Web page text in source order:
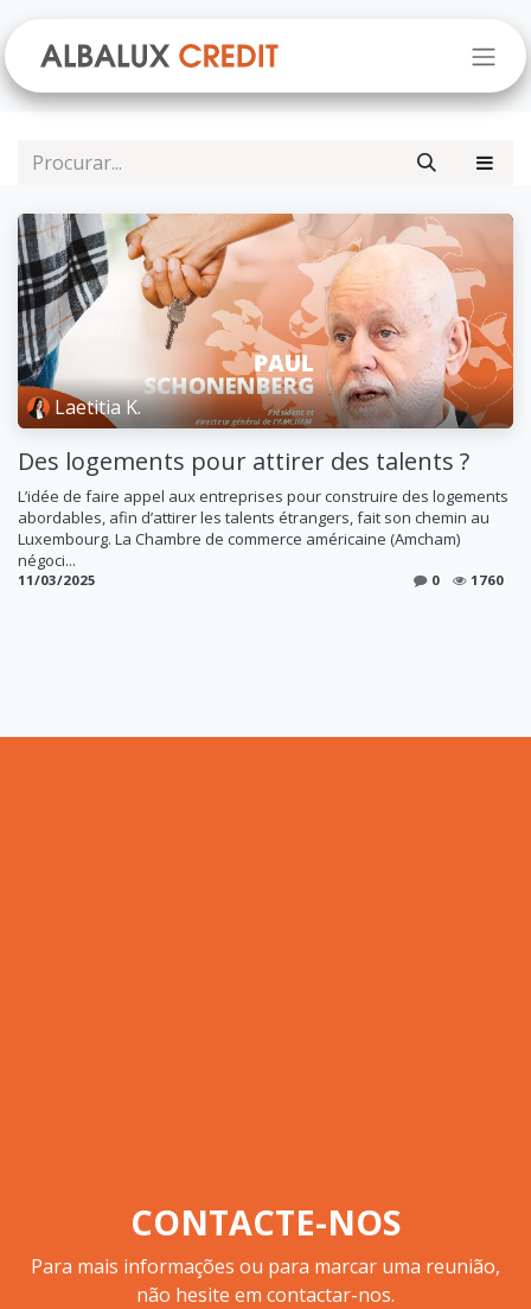
Laetitia K.
Des logements pour attirer des talents ?
L’idée de faire appel aux entreprises pour construire des logements
abordables, afin d’attirer les talents étrangers, fait son chemin au
Luxembourg. L​​a Chambre de commerce américaine (Amcham)
négoci...
11/03/2025 0 1760
CONTACTE-NOS
Para mais informações ou para marcar uma reunião,
não hesite em contactar-nos.